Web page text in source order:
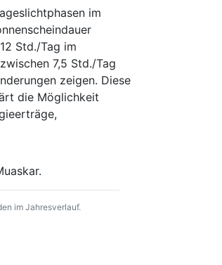
im
Std./Tag im
7,5 Std./Tag
zeigen. Diese
die Möglichkeit
im Jahresverlauf.